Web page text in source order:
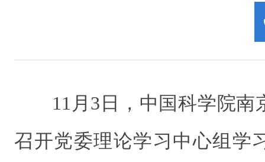
11月3日，中国科学院
召开党委理论学习中心组 学